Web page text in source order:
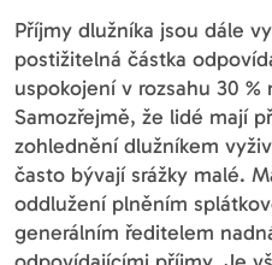
Příjmy dlužníka jsou dále
postižitelná částka
uspokojení v rozsahu 30
Samozřejmě, že lidé mají
zohlednění dlužníkem
často bývají srážky malé.
oddlužení plněním
generálním ředitelem